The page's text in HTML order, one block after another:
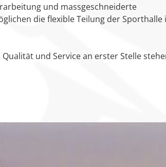
und massgeschneiderte
die flexible Teilung der Sporthalle
und Service an erster Stelle